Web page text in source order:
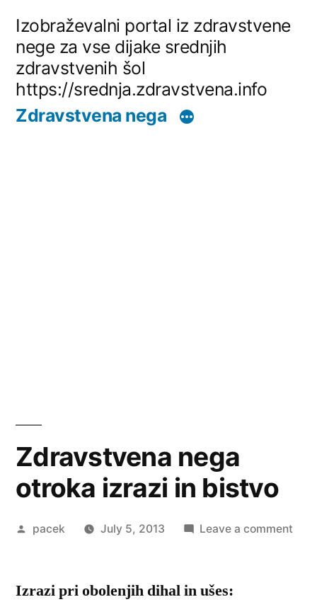
content
Izobraževalni portal iz zdravstvene
nege za vse dijake srednjih
zdravstvenih šol
https://srednja.zdravstvena.info
Zdravstvena nega
Zdravstvena nega
otroka izrazi in bistvo
Posted
pacek July 5, 2013 Leave a comment
Izrazi pri obolenjih dihal in ušes: